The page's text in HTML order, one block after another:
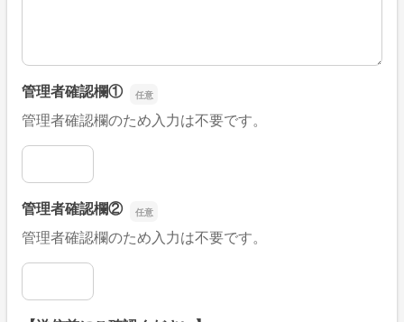
管理者確認欄①
管理者確認欄のため入力は不要です。
管理者確認欄①
管理者確認欄②
管理者確認欄のため入力は不要です。
管理者確認欄②